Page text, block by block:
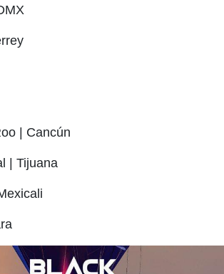
| Cancún
| Tijuana